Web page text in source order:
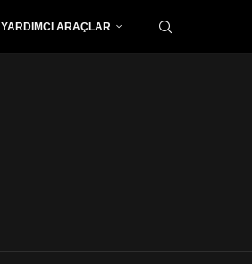
YARDIMCI ARAÇLAR